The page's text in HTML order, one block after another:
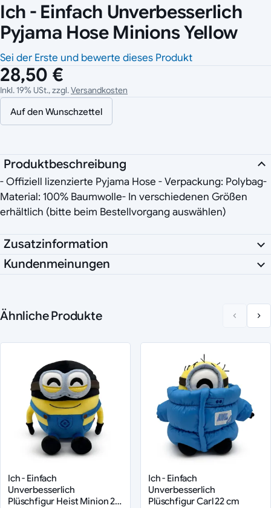
Ich - Einfach Unverbesserlich
Pyjama Hose Minions Yellow
Sei der Erste und bewerte dieses Produkt
28,50 €
Inkl. 19% USt., zzgl.Versandkosten
Auf den Wunschzettel
Produktbeschreibung
- Offiziell lizenzierte Pyjama Hose - Verpackung: Polybag-
Material: 100% Baumwolle- In verschiedenen Größen
erhältlich (bitte beim Bestellvorgang auswählen)
Zusatzinformation
Kundenmeinungen
Ähnliche Produkte
Ich - Einfach
Unverbesserlich
Plüschfigur Heist Minion 22
Ich - Einfach
Unverbesserlich
Plüschfigur Carl 22 cm